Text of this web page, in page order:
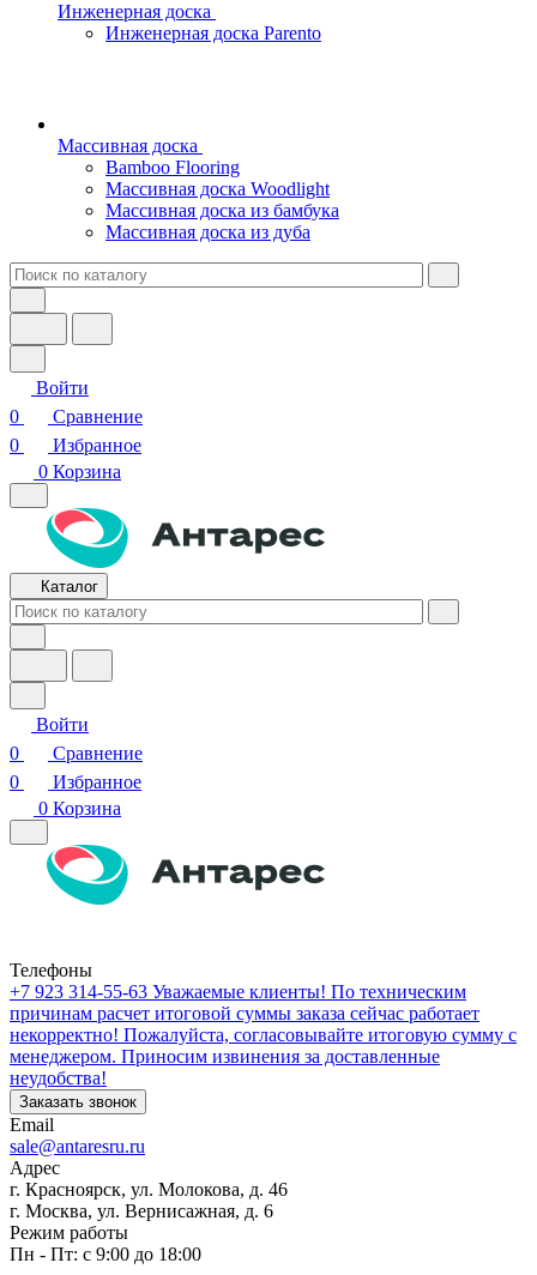
Инженерная доска
Инженерная доска Parento
Массивная доска
Bamboo Flooring
Массивная доска Woodlight
Массивная доска из бамбука
Массивная доска из дуба
Войти
0
Сравнение
0
Избранное
0 Корзина
Каталог
Войти
0
Сравнение
0
Избранное
0 Корзина
Телефоны
+7 923 314-55-63 Уважаемые клиенты! По техническим
причинам расчет итоговой суммы заказа сейчас работает
некорректно! Пожалуйста, согласовывайте итоговую сумму с
менеджером. Приносим извинения за доставленные
неудобства!
Заказать звонок
Email
sale@antaresru.ru
Адрес
г. Красноярск, ул. Молокова, д. 46
г. Москва, ул. Вернисажная, д. 6
Режим работы
Пн - Пт: с 9:00 до 18:00